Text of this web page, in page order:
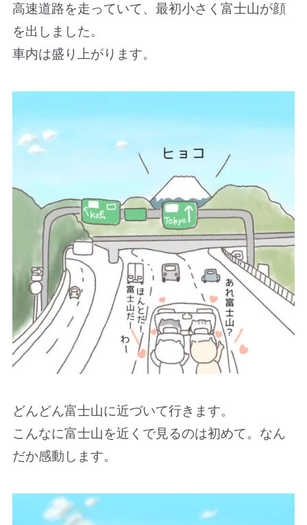
高速道路を走っていて、最初小さく富士山が顔
を出しました。
車内は盛り上がります。
どんどん富士山に近づいて行きます。
こんなに富士山を近くで見るのは初めて。なん
だか感動します。